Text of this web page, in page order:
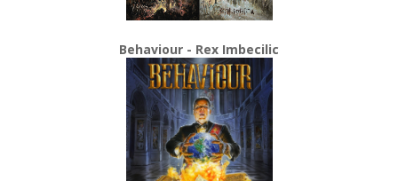
Behaviour - Rex Imbecilic